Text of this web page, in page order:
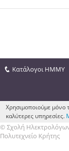
Κατάλογοι ΗΜΜΥ
Χρησιμοποιούμε μόνο
καλύτερες υπηρεσίες.
© Σχολή
Πολυτεχνείο Κρήτης